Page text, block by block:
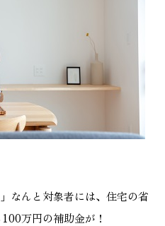
053-430-5123
10:00〜19:00 水曜定休
なんと対象者には、住宅の省
万円の補助金が！